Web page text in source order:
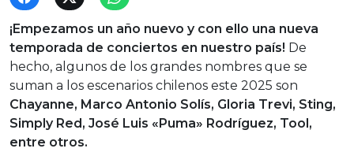
¡Empezamos un año nuevo y con ello una nueva
temporada de conciertos en nuestro país! De
hecho, algunos de los grandes nombres que se
suman a los escenarios chilenos este 2025 son
Chayanne, Marco Antonio Solís, Gloria Trevi, Sting,
Simply Red, José Luis «Puma» Rodríguez, Tool,
entre otros.